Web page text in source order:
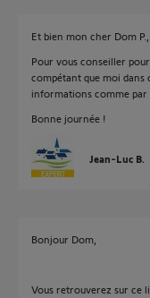
Et bien mon cher Dom
Pour vous conseiller
compétant que moi dans
informations comme par
Bonne journée !
Jean-Luc B.
Bonjour Dom,
Vous retrouverez sur ce